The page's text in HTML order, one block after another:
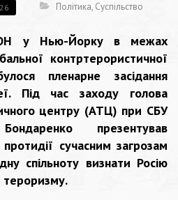
Політика, Суспільство
у Нью-Йорку в межах
контртерористичної
пленарне засідання
Під час заходу голова
центру (АТЦ) при СБУ
презентував
сучасним загрозам
спільноту визнати Росію